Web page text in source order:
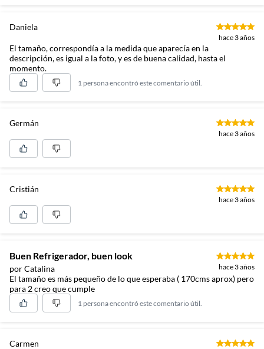
Daniela
hace 3 años
El tamaño, correspondía a la medida que aparecía en la
descripción, es igual a la foto, y es de buena calidad, hasta el
momento.
1 persona encontró este comentario útil.
Germán
hace 3 años
Cristián
hace 3 años
Buen Refrigerador, buen look
por Catalina hace 3 años
El tamaño es más pequeño de lo que esperaba ( 170cms aprox) pero
para 2 creo que cumple
1 persona encontró este comentario útil.
Carmen